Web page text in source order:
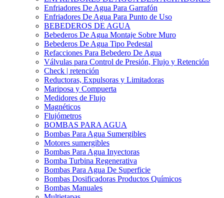
Enfriadores De Agua Para Garrafón
Enfriadores De Agua Para Punto de Uso
BEBEDEROS DE AGUA
Bebederos De Agua Montaje Sobre Muro
Bebederos De Agua Tipo Pedestal
Refacciones Para Bebedero De Agua
Válvulas para Control de Presión, Flujo y Retención
Check | retención
Reductoras, Expulsoras y Limitadoras
Mariposa y Compuerta
Medidores de Flujo
Magnéticos
Flujómetros
BOMBAS PARA AGUA
Bombas Para Agua Sumergibles
Motores sumergibles
Bombas Para Agua Inyectoras
Bomba Turbina Regenerativa
Bombas Para Agua De Superficie
Bombas Dosificadoras Productos Químicos
Bombas Manuales